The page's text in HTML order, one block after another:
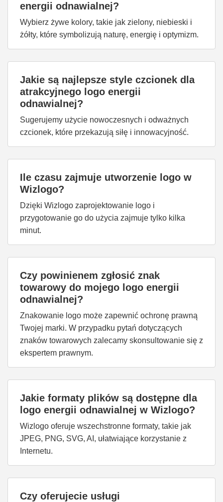
energii odnawialnej?
Wybierz żywe kolory, takie jak zielony, niebieski i
żółty, które symbolizują naturę, energię i optymizm.
Jakie są najlepsze style czcionek dla
atrakcyjnego logo energii
odnawialnej?
Sugerujemy użycie nowoczesnych i odważnych
czcionek, które przekazują siłę i innowacyjność.
Ile czasu zajmuje utworzenie logo w
Wizlogo?
Dzięki Wizlogo zaprojektowanie logo i
przygotowanie go do użycia zajmuje tylko kilka
minut.
Czy powinienem zgłosić znak
towarowy do mojego logo energii
odnawialnej?
Znakowanie logo może zapewnić ochronę prawną
Twojej marki. W przypadku pytań dotyczących
znaków towarowych zalecamy skonsultowanie się z
ekspertem prawnym.
Jakie formaty plików są dostępne dla
logo energii odnawialnej w Wizlogo?
Wizlogo oferuje wszechstronne formaty, takie jak
JPEG, PNG, SVG, AI, ułatwiające korzystanie z
Internetu.
Czy oferujecie usługi